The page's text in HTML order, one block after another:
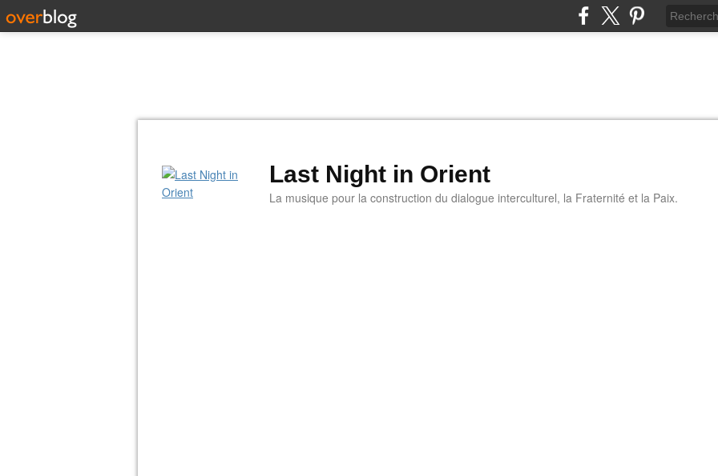
Last Night in Orient
La musique pour la construction du dialogue interculturel, la Fraternité et la Paix.